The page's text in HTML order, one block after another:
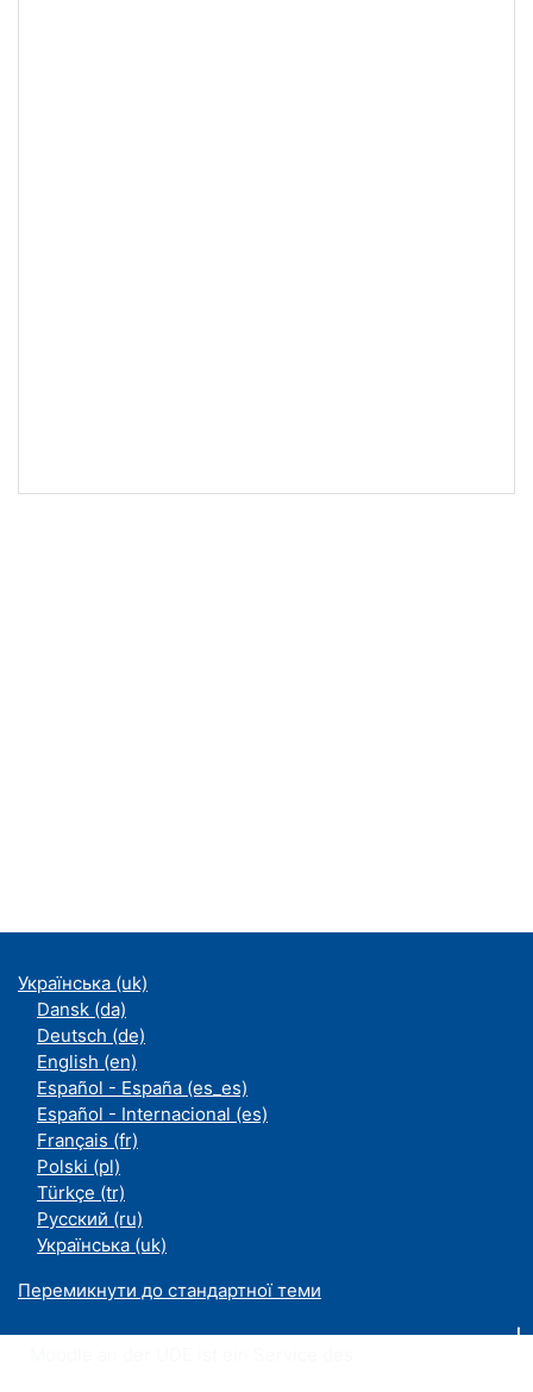
Українська ‎(uk)‎
Dansk ‎(da)‎
Deutsch ‎(de)‎
English ‎(en)‎
Español - España ‎(es_es)‎
Español - Internacional ‎(es)‎
Français ‎(fr)‎
Polski ‎(pl)‎
Türkçe ‎(tr)‎
Русский ‎(ru)‎
Українська ‎(uk)‎
Перемикнути до стандартної теми